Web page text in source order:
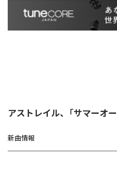
アストレイル、「サマーオ
新曲情報